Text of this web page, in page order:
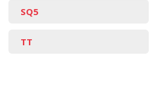
SQ5
TT